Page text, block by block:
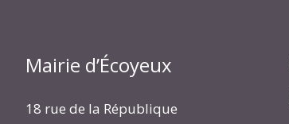
Mairie d’Écoyeux
18 rue de la République